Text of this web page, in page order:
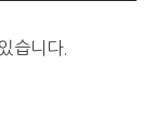
습니다.